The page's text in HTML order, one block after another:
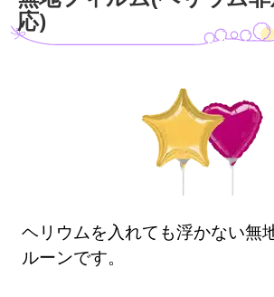
応)
ヘリウムを入れても浮かない無
ルーンです。